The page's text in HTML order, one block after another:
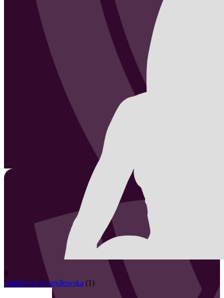
0
Katarzyna Kropidłowska (1)